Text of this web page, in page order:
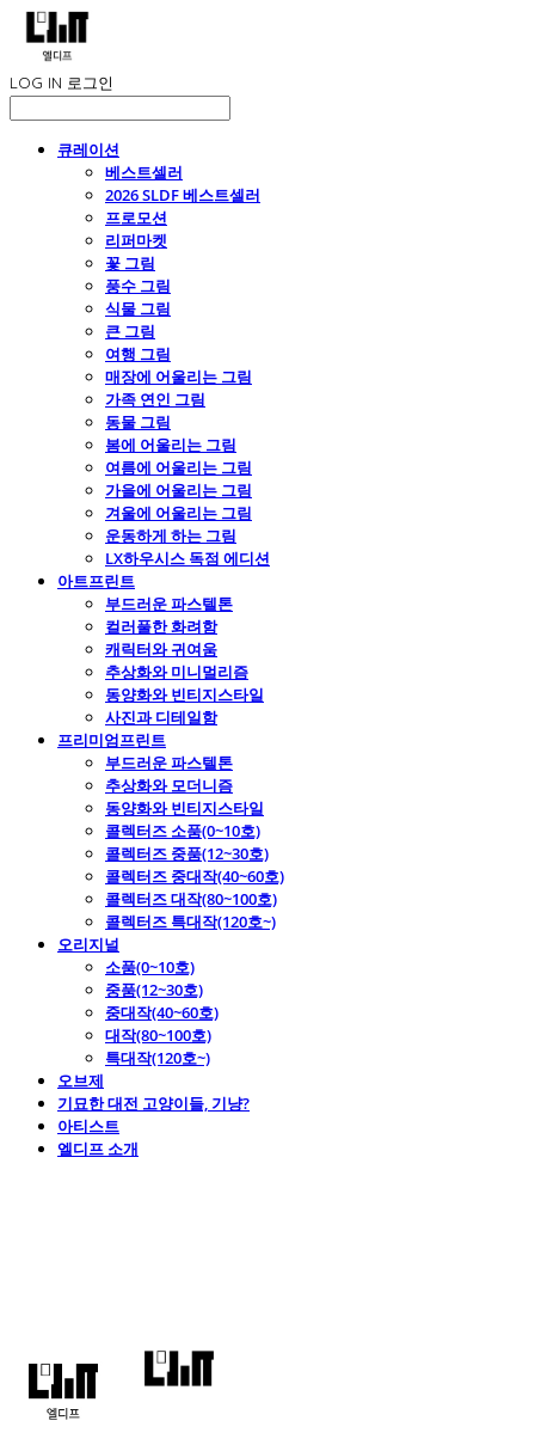
LOG IN 로그인
큐레이션
베스트셀러
2026 SLDF 베스트셀러
프로모션
리퍼마켓
꽃 그림
풍수 그림
식물 그림
큰 그림
여행 그림
매장에 어울리는 그림
가족 연인 그림
동물 그림
봄에 어울리는 그림
여름에 어울리는 그림
가을에 어울리는 그림
겨울에 어울리는 그림
운동하게 하는 그림
LX하우시스 독점 에디션
아트프린트
부드러운 파스텔톤
컬러풀한 화려함
캐릭터와 귀여움
추상화와 미니멀리즘
동양화와 빈티지스타일
사진과 디테일함
프리미엄프린트
부드러운 파스텔톤
추상화와 모더니즘
동양화와 빈티지스타일
콜렉터즈 소품(0~10호)
콜렉터즈 중품(12~30호)
콜렉터즈 중대작(40~60호)
콜렉터즈 대작(80~100호)
콜렉터즈 특대작(120호~)
오리지널
소품(0~10호)
중품(12~30호)
중대작(40~60호)
대작(80~100호)
특대작(120호~)
오브제
기묘한 대전 고양이들, 기냥?
아티스트
엘디프 소개